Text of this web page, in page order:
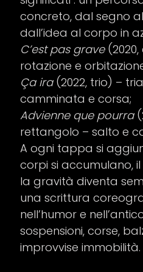
concreto, dal segno
dall’idea al corpo in
C’est pas grave
rotazione e
Ça ira(2022, trio) –
camminata e corsa;
Advienne que pourra
rettangolo – salto e
A ogni tappa si
corpi si accumulano,
la gravità diventa
una scrittura
nell’humor e
sospensioni, corse,
improvvise immobilità.